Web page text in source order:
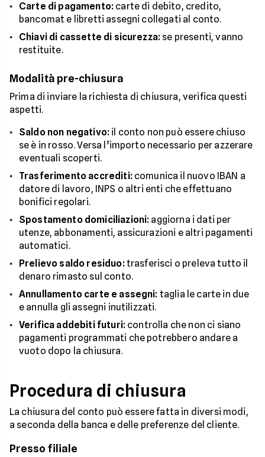
Carte di pagamento: carte di debito, credito,
bancomat e libretti assegni collegati al conto.
Chiavi di cassette di sicurezza: se presenti, vanno
restituite.
Modalità pre-chiusura
Prima di inviare la richiesta di chiusura, verifica questi
aspetti.
Saldo non negativo: il conto non può essere chiuso
se è in rosso. Versa l’importo necessario per azzerare
eventuali scoperti.
Trasferimento accrediti:comunica il nuovo IBAN a
datore di lavoro, INPS o altri enti che effettuano
bonifici regolari.
Spostamento domiciliazioni: aggiorna i dati per
utenze, abbonamenti, assicurazioni e altri pagamenti
automatici.
Prelievo saldo residuo:trasferisci o preleva tutto il
denaro rimasto sul conto.
Annullamento carte e assegni: taglia le carte in due
e annulla gli assegni inutilizzati.
Verifica addebiti futuri: controlla che non ci siano
pagamenti programmati che potrebbero andare a
vuoto dopo la chiusura.
Procedura di chiusura
La chiusura del conto può essere fatta in diversi modi,
a seconda della banca e delle preferenze del cliente.
Presso filiale